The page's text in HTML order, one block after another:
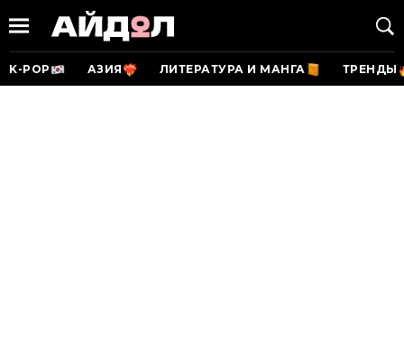
K-POP АЗИЯ ЛИТЕРАТУРА И МАНГА ТРЕНДЫ